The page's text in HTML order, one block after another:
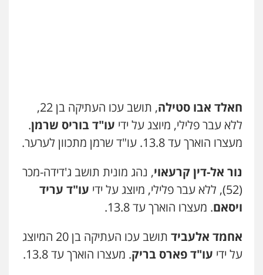
חאלד אבו סטילה
, תושב עכו העתיקה בן 22,
ללא עבר פלילי, מיוצג על ידי עו"ד בוריס שרמן.
מעצרו הוארך עד 13.8. עו"ד שרמן מתכוון לערער.
נור אל-דין קרעאוי, נהג מונית תושב ג'דידה-מכר
(52), ללא עבר פלילי, מיוצג על ידי
עו"ד עריד
ויסאם. מעצרו הוארך עד 13.8.
אחמד אלעביד
תושב עכו העתיקה בן 20 המיוצג
על ידי עו"ד פארס בריק. מעצרו הוארך עד 13.8.